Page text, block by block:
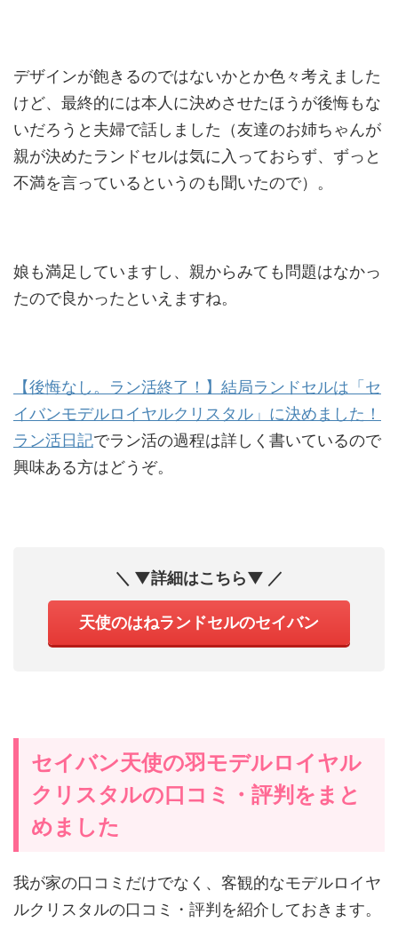
デザインが飽きるのではないかとか色々考えました
けど、最終的には本人に決めさせたほうが後悔もな
いだろうと夫婦で話しました（友達のお姉ちゃんが
親が決めたランドセルは気に入っておらず、ずっと
不満を言っているというのも聞いたので）。
娘も満足していますし、親からみても問題はなかっ
たので良かったといえますね。
【後悔なし。ラン活終了！】結局ランドセルは「セ
イバンモデルロイヤルクリスタル」に決めました！
ラン活日記でラン活の過程は詳しく書いているので
興味ある方はどうぞ。
＼ ▼詳細はこちら▼ ／
天使のはねランドセルのセイバン
セイバン天使の羽モデルロイヤル
クリスタルの口コミ・評判をまと
めました
我が家の口コミだけでなく、客観的なモデルロイヤ
ルクリスタルの口コミ・評判を紹介しておきます。